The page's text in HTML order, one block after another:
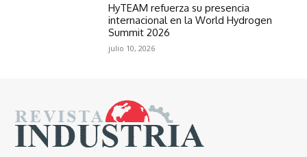
HyTEAM refuerza su presencia
internacional en la World Hydrogen
Summit 2026
julio 10, 2026